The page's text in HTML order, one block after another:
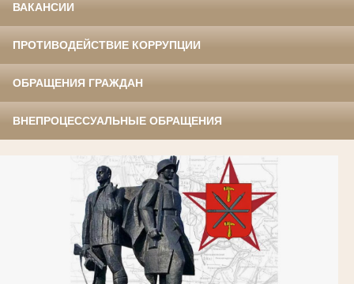
ВАКАНСИИ
ПРОТИВОДЕЙСТВИЕ КОРРУПЦИИ
ОБРАЩЕНИЯ ГРАЖДАН
ВНЕПРОЦЕССУАЛЬНЫЕ ОБРАЩЕНИЯ